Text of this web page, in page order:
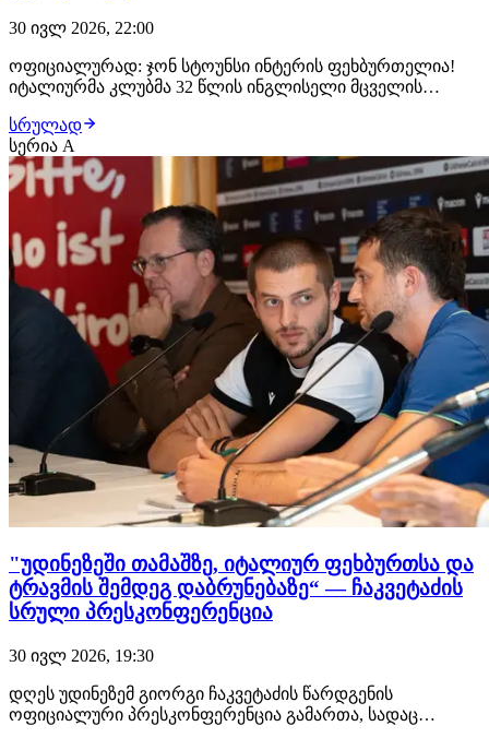
30 ივლ 2026, 22:00
ოფიციალურად: ჯონ სტოუნსი ინტერის ფეხბურთელია!
იტალიურმა კლუბმა 32 წლის ინგლისელი მცველის
"ნერაძურიმ" გამოცდილი ფეხბურთელი თავისუფალი
აგენტის სტატუსით დაიმატა. კრისტიან კივუს გუნდი ამაზე
გაჩერებას არ აპირებს. როგორც იწერება, მილანური კ…
სრულად
სერია A
"უდინეზეში თამაშზე, იტალიურ ფეხბურთსა და
ტრავმის შემდეგ დაბრუნებაზე“ — ჩაკვეტაძის
სრული პრესკონფერენცია
30 ივლ 2026, 19:30
დღეს უდინეზემ გიორგი ჩაკვეტაძის წარდგენის
ოფიციალური პრესკონფერენცია გამართა, სადაც